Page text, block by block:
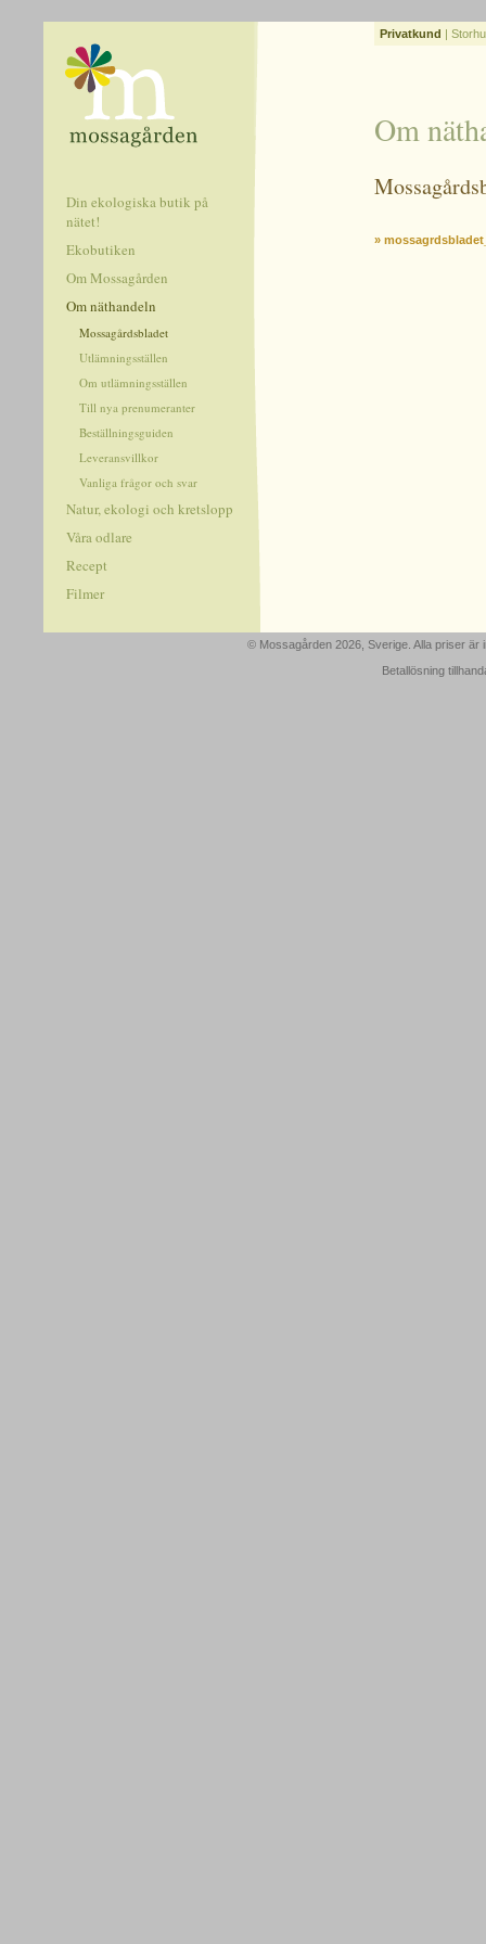
Din ekologiska butik på
nätet!
Ekobutiken
Om Mossagården
Om näthandeln
Mossagårdsbladet
Utlämningsställen
Om utlämningsställen
Till nya prenumeranter
Beställningsguiden
Leveransvillkor
Vanliga frågor och svar
Natur, ekologi och kretslopp
Våra odlare
Recept
Filmer
Privatkund |
Om
»
© Mossagården 2026, Sverige. Alla priser
Betallösning